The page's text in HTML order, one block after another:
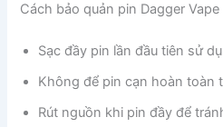
Cách bảo quản pin Dagger Vape
Sạc đầy pin lần đầu tiên sử
Không để pin cạn hoàn toàn
Rút nguồn khi pin đầy để